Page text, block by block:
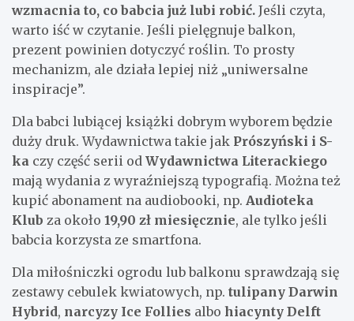
wzmacnia to, co babcia już lubi robić. Jeśli czyta,
warto iść w czytanie. Jeśli pielęgnuje balkon,
prezent powinien dotyczyć roślin. To prosty
mechanizm, ale działa lepiej niż „uniwersalne
inspiracje”.
Dla babci lubiącej książki dobrym wyborem będzie
duży druk. Wydawnictwa takie jak Prószyński i S-
ka czy część serii od Wydawnictwa Literackiego
mają wydania z wyraźniejszą typografią. Można też
kupić abonament na audiobooki, np. Audioteka
Klub za około 19,90 zł miesięcznie, ale tylko jeśli
babcia korzysta ze smartfona.
Dla miłośniczki ogrodu lub balkonu sprawdzają się
zestawy cebulek kwiatowych, np. tulipany Darwin
Hybrid, narcyzy Ice Follies albo hiacynty Delft